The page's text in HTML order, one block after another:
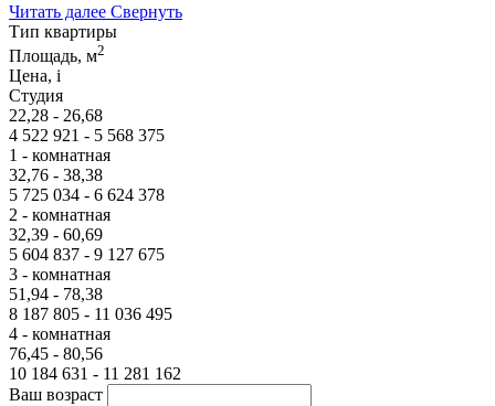
Читать далее Свернуть
Тип квартиры
Площадь, м2
Цена, i
Студия
22,28 - 26,68
4 522 921 - 5 568 375
1 - комнатная
32,76 - 38,38
5 725 034 - 6 624 378
2 - комнатная
32,39 - 60,69
5 604 837 - 9 127 675
3 - комнатная
51,94 - 78,38
8 187 805 - 11 036 495
4 - комнатная
76,45 - 80,56
10 184 631 - 11 281 162
Ваш возраст